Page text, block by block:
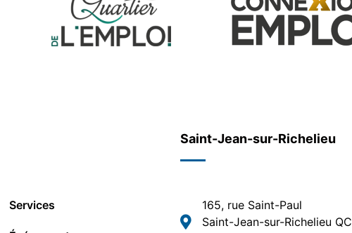
Services
Saint-Jean-sur-Richelieu
165, rue Saint-Paul
Saint-Jean-sur-Richelieu QC